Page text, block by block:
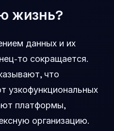
жизнь?
данных и их
то сокращается.
что
узкофункциональных
платформы,
организацию.